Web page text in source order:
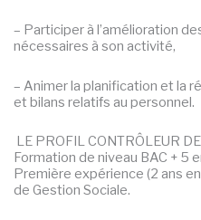
– Participer à l’amélioration
nécessaires à son activité,
– Animer la planification et la
et bilans relatifs au personnel.
LE PROFIL CONTRÔLEUR
Formation de niveau BAC + 5
Première expérience (2 ans
de Gestion Sociale.